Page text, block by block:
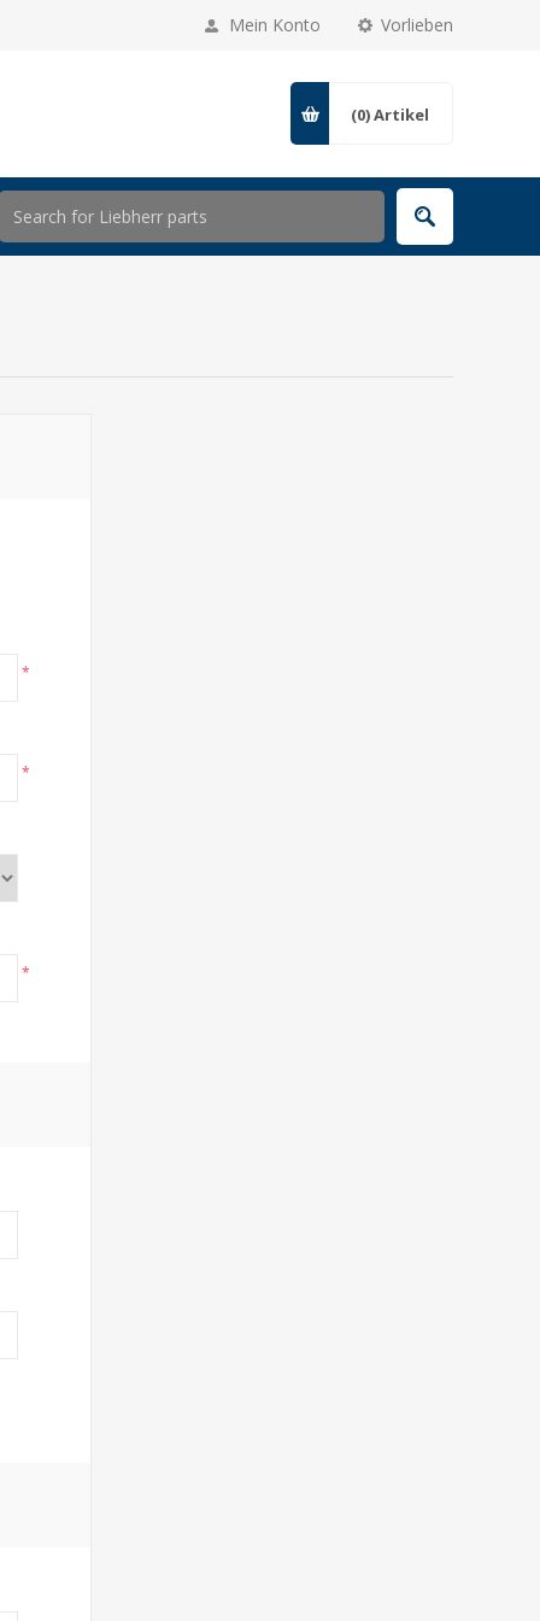
Vorlieben
Mein Konto
(0)Artikel
*
*
*